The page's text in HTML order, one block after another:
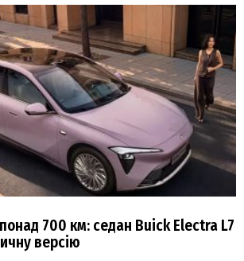
700 км: седан Buick Electra L7
версію